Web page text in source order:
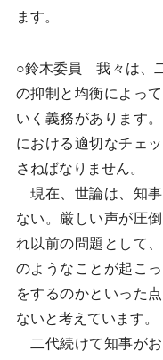
ます。
○鈴木委員 我々は、
の抑制と均衡によっ
いく義務があります
における適切なチェ
さねばなりません。
現在、世論は、知事
ない。厳しい声が圧
れ以前の問題として
のようなことが起こ
をするのかといった
ないと考えています。
二代続けて知事が